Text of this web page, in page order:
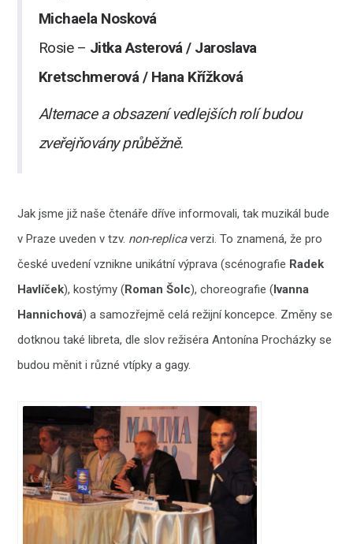
Michaela Nosková
Rosie – Jitka Asterová / Jaroslava
Kretschmerová / Hana Křížková
Alternace a obsazení vedlejších rolí budou
zveřejňovány průběžně.
Jak jsme již naše čtenáře dříve informovali, tak muzikál bude
v Praze uveden v tzv. non-replicaverzi. To znamená, že pro
české uvedení vznikne unikátní výprava (scénografie Radek
Havlíček), kostýmy (Roman Šolc), choreografie (Ivanna
Hannichová) a samozřejmě celá režijní koncepce. Změny se
dotknou také libreta, dle slov režiséra Antonína Procházky se
budou měnit i různé vtípky a gagy.